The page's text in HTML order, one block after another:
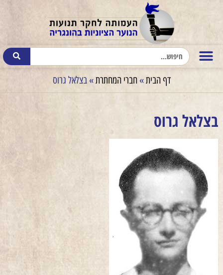
דף הבית»חברי המחתרת»בצלאל גרוס
בצלאל גרוס